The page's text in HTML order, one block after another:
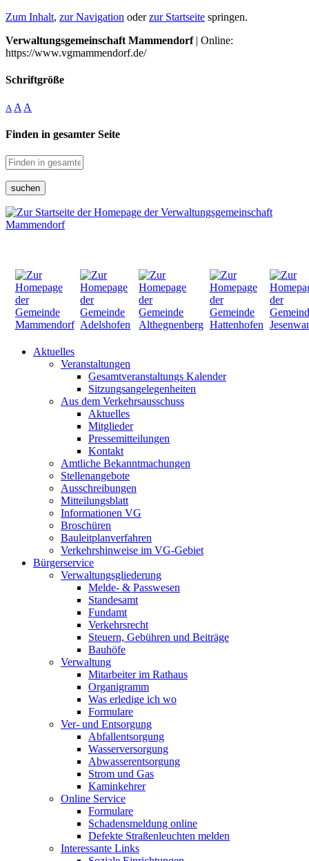
Zum Inhalt, zur Navigation oderzur Startseite springen.
Verwaltungsgemeinschaft Mammendorf| Online:
https://www.vgmammendorf.de/
Schriftgröße
A A A
Finden in gesamter Seite
suchen
Aktuelles
Veranstaltungen
Gesamtveranstaltungs Kalender
Sitzungsangelegenheiten
Aus dem Verkehrsausschuss
Aktuelles
Mitglieder
Pressemitteilungen
Kontakt
Amtliche Bekanntmachungen
Stellenangebote
Ausschreibungen
Mitteilungsblatt
Informationen VG
Broschüren
Bauleitplanverfahren
Verkehrshinweise im VG-Gebiet
Bürgerservice
Verwaltungsgliederung
Melde- & Passwesen
Standesamt
Fundamt
Verkehrsrecht
Steuern, Gebühren und Beiträge
Bauhöfe
Verwaltung
Mitarbeiter im Rathaus
Organigramm
Was erledige ich wo
Formulare
Ver- und Entsorgung
Abfallentsorgung
Wasserversorgung
Abwasserentsorgung
Strom und Gas
Kaminkehrer
Online Service
Formulare
Schadensmeldung online
Defekte Straßenleuchten melden
Interessante Links